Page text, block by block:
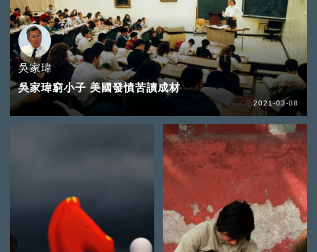
吳家瑋
吳家瑋窮小子 美國發憤苦讀成材
2021-03-08